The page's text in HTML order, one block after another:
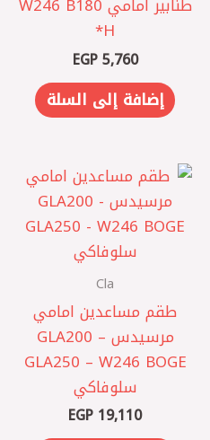
H*
EGP5,760
إضافة إلى السلة
Cla
‎طقم مساعدين امامي
مرسيدس GLA200 –
GLA250 – W246 BOGE
سلوفاكي
EGP 19,110